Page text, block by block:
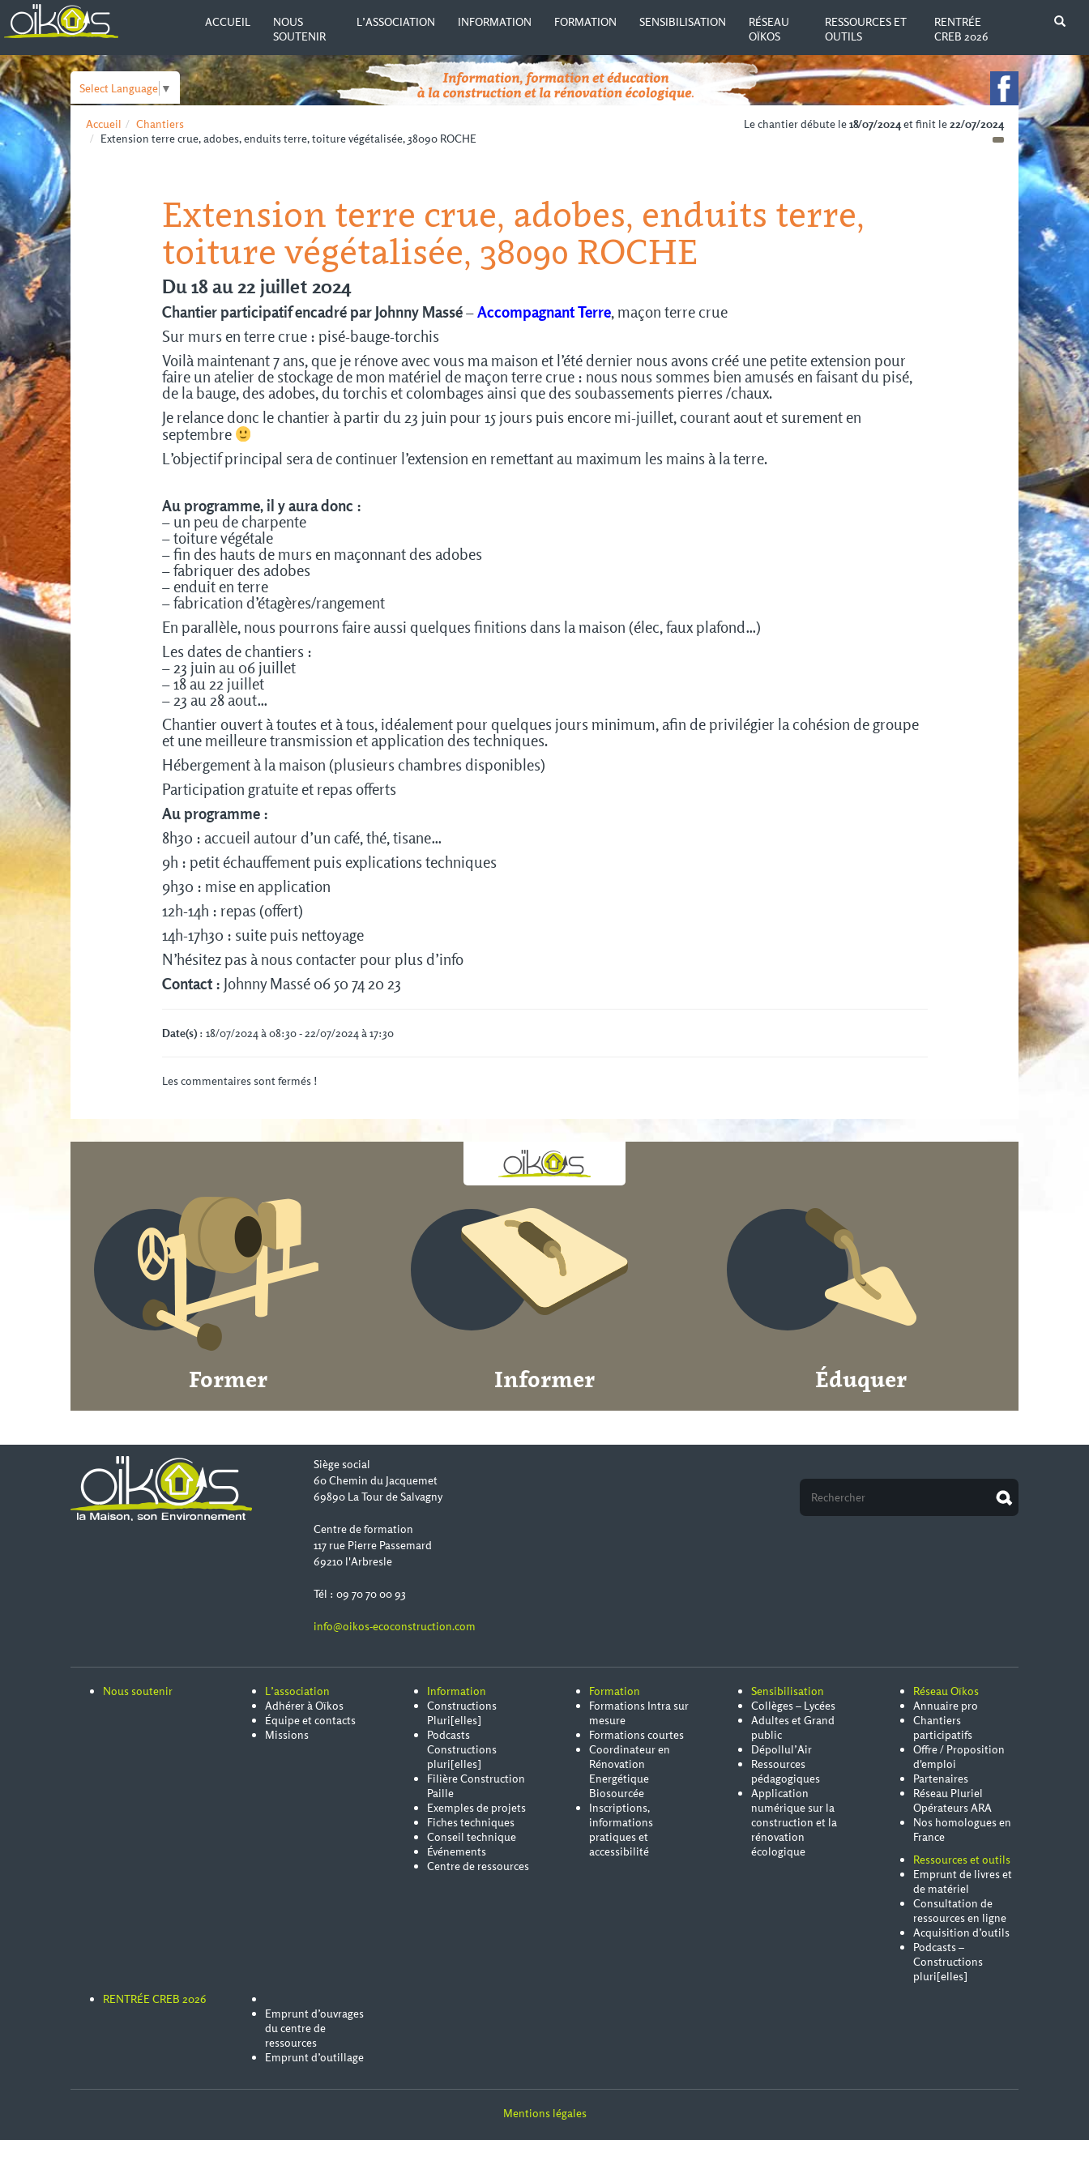
ACCUEIL
NOUS
SOUTENIR
L’ASSOCIATION INFORMATION FORMATION SENSIBILISATION
RÉSEAU
OÏKOS
RESSOURCES ET
OUTILS
RENTRÉE
CREB 2026
Select Language ▼
Accueil
Chantiers
Extension terre crue, adobes, enduits terre, toiture végétalisée, 38090 ROCHE
Le chantier débute le18/07/2024et finit le22/07/2024
Extension terre crue, adobes, enduits terre,
toiture végétalisée, 38090 ROCHE
Du 18 au 22 juillet 2024
Chantier participatif encadré par Johnny Massé–Accompagnant Terre, maçon terre crue
Sur murs en terre crue : pisé-bauge-torchis
Voilà maintenant 7 ans, que je rénove avec vous ma maison et l’été dernier nous avons créé une petite extension pour
faire un atelier de stockage de mon matériel de maçon terre crue : nous nous sommes bien amusés en faisant du pisé,
de la bauge, des adobes, du torchis et colombages ainsi que des soubassements pierres /chaux.
Je relance donc le chantier à partir du 23 juin pour 15 jours puis encore mi-juillet, courant aout et surement en
septembre
L’objectif principal sera de continuer l’extension en remettant au maximum les mains à la terre.
Au programme, il y aura donc :
– un peu de charpente
– toiture végétale
– fin des hauts de murs en maçonnant des adobes
– fabriquer des adobes
– enduit en terre
– fabrication d’étagères/rangement
En parallèle, nous pourrons faire aussi quelques finitions dans la maison (élec, faux plafond…)
Les dates de chantiers :
– 23 juin au 06 juillet
– 18 au 22 juillet
– 23 au 28 aout…
Chantier ouvert à toutes et à tous, idéalement pour quelques jours minimum, afin de privilégier la cohésion de groupe
et une meilleure transmission et application des techniques.
Hébergement à la maison (plusieurs chambres disponibles)
Participation gratuite et repas offerts
Au programme :
8h30 : accueil autour d’un café, thé, tisane…
9h : petit échauffement puis explications techniques
9h30 : mise en application
12h-14h : repas (offert)
14h-17h30 : suite puis nettoyage
N’hésitez pas à nous contacter pour plus d’info
Contact : Johnny Massé 06 50 74 20 23
Date(s): 18/07/2024 à 08:30 - 22/07/2024 à 17:30
Les commentaires sont fermés !
Former Informer Éduquer
Siège social
60 Chemin du Jacquemet
69890 La Tour de Salvagny
Centre de formation
117 rue Pierre Passemard
69210 l'Arbresle
Tél : 09 70 70 00 93
info@oikos-ecoconstruction.com
Nous soutenir
L’association
Adhérer à Oïkos
Équipe et contacts
Missions
Information
Constructions
Pluri[elles]
Podcasts
Constructions
pluri[elles]
Filière Construction
Paille
Exemples de projets
Fiches techniques
Conseil technique
Événements
Centre de ressources
Formation
Formations Intra sur
mesure
Formations courtes
Coordinateur en
Rénovation
Energétique
Biosourcée
Inscriptions,
informations
pratiques et
accessibilité
Sensibilisation
Collèges – Lycées
Adultes et Grand
public
Dépollul’Air
Ressources
pédagogiques
Application
numérique sur la
construction et la
rénovation
écologique
Réseau Oïkos
Annuaire pro
Chantiers
participatifs
Offre / Proposition
d'emploi
Partenaires
Réseau Pluriel
Opérateurs ARA
Nos homologues en
France
Ressources et outils
Emprunt de livres et
de matériel
Consultation de
ressources en ligne
Acquisition d’outils
Podcasts –
Constructions
pluri[elles]
RENTRÉE CREB 2026
Emprunt d’ouvrages
du centre de
ressources
Emprunt d’outillage
Mentions légales